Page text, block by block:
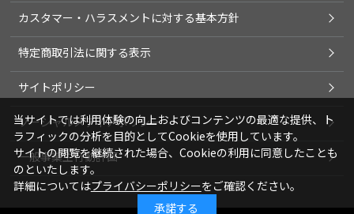
カスタマー・ハラスメントに対する基本方針
特定商取引法に関する表示
サイトポリシー
ソーシャルメディアポリシー
一般事業主行動計画
当サイトでは利用体験の向上およびコンテンツの最適な提供、ト
ラフィックの分析を目的としてCookieを使用しています。
サイトの閲覧を継続された場合、Cookieの利用に同意したことも
のといたします。
詳細についてはプライバシーポリシーをご確認ください。
承諾する